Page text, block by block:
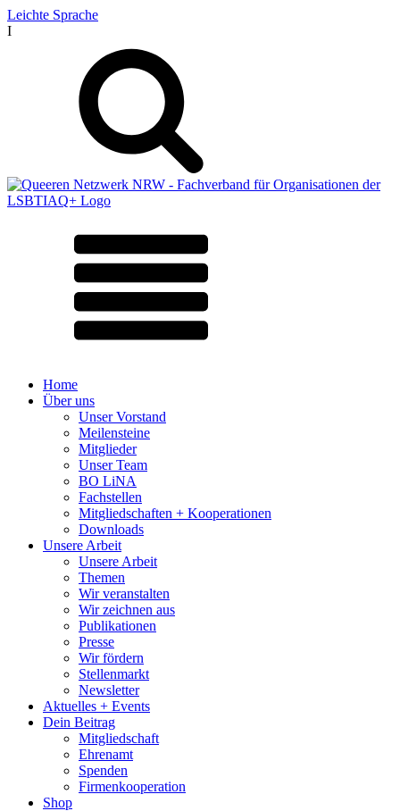
Leichte Sprache
I
Home
Über uns
Unser Vorstand
Meilensteine
Mitglieder
Unser Team
BO LiNA
Fachstellen
Mitgliedschaften + Kooperationen
Downloads
Unsere Arbeit
Unsere Arbeit
Themen
Wir veranstalten
Wir zeichnen aus
Publikationen
Presse
Wir fördern
Stellenmarkt
Newsletter
Aktuelles + Events
Dein Beitrag
Mitgliedschaft
Ehrenamt
Spenden
Firmenkooperation
Shop